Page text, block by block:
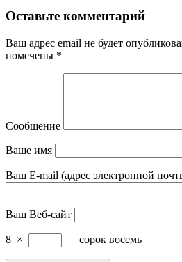
Оставьте комментарий
Ваш адрес email не будет
помечены *
Сообщение
Ваше имя
Ваш E-mail (адрес электронной
Ваш Веб-сайт
8 × = сорок восемь